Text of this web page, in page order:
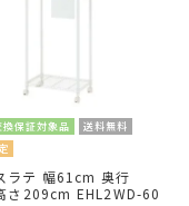
換保証対象品
送料無料
ラテ 幅61cm 奥行
さ209cm EHL2WD-60